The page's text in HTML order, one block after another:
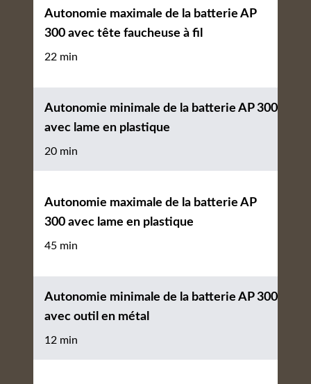
Autonomie maximale de la batterie AP
300 avec tête faucheuse à fil
22 min
Autonomie minimale de la batterie AP 300
avec lame en plastique
20 min
Autonomie maximale de la batterie AP
300 avec lame en plastique
45 min
Autonomie minimale de la batterie AP 300
avec outil en métal
12 min